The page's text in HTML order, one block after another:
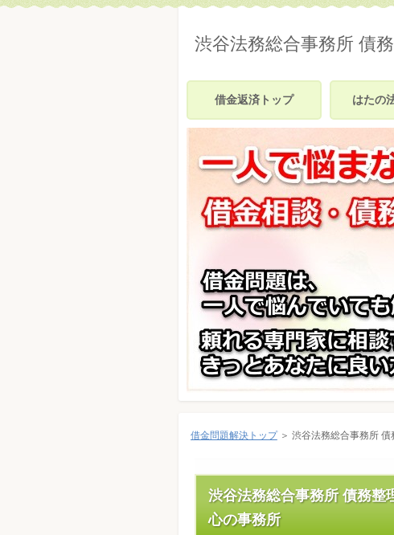
渋谷法務総合事務所 債
借金返済トップ はたの
借金問題解決トップ＞ 渋谷法務総合事務所 債
渋谷法務総合事務所 債務整
心の事務所